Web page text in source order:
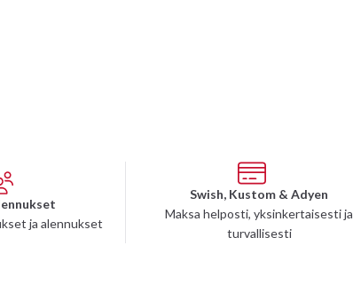
ja alennukset
Swish, Kustom & Adyen
Maksa helposti, yksinkertaisesti ja
turvallisesti